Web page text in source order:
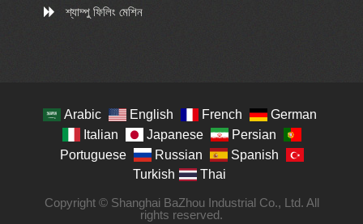
শ্যাম্পু ফিলিং মেশিন
Arabic English French
German
Italian
Japanese
Persian
Portuguese
Russian
Spanish
Turkish
Thai
Copyright © Shanghai BaZhou Industrial Co., Ltd. All
rights reserved.